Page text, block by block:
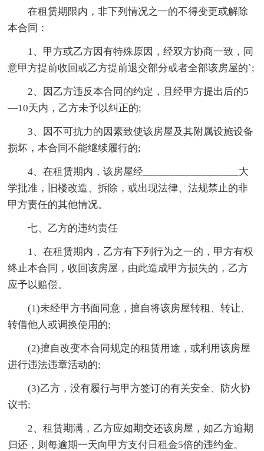
在租赁期限内，非下列情况之一的不得变更或解除
本合同：
1、甲方或乙方因有特殊原因，经双方协商一致，同
意甲方提前收回或乙方提前退交部分或者全部该房屋的`;
2、因乙方违反本合同的约定，且经甲方提出后的5
—10天内，乙方未予以纠正的;
3、因不可抗力的因素致使该房屋及其附属设施设备
损坏，本合同不能继续履行的;
4、在租赁期内，该房屋经__________________大
学批准，旧楼改造、拆除，或出现法律、法规禁止的非
甲方责任的其他情况。
七、乙方的违约责任
1、在租赁期内，乙方有下列行为之一的，甲方有权
终止本合同，收回该房屋，由此造成甲方损失的，乙方
应予以赔偿。
(1)未经甲方书面同意，擅自将该房屋转租、转让、
转借他人或调换使用的;
(2)擅自改变本合同规定的租赁用途，或利用该房屋
进行违法违章活动的;
(3)乙方，没有履行与甲方签订的有关安全、防火协
议书;
2、租赁期满，乙方应如期交还该房屋，如乙方逾期
归还，则每逾期一天向甲方支付日租金5倍的违约金。